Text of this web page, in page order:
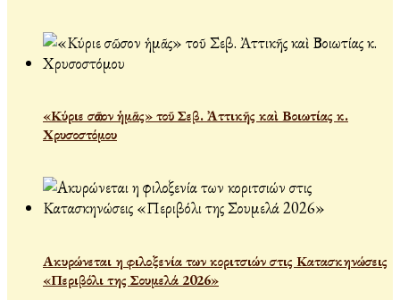
«Κύριε σῶσον ἡμᾶς» τοῦ Σεβ. Ἀττικῆς καὶ Βοιωτίας κ.
Χρυσοστόμου
Ακυρώνεται η φιλοξενία των κοριτσιών στις Κατασκηνώσεις
«Περιβόλι της Σουμελά 2026»